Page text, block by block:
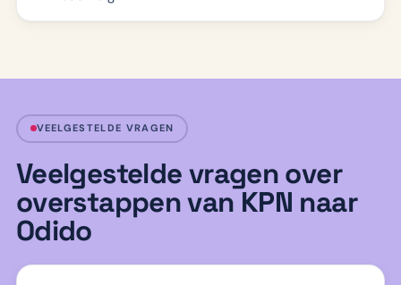
VEELGESTELDE VRAGEN
Veelgestelde vragen over
overstappen van KPN naar
Odido